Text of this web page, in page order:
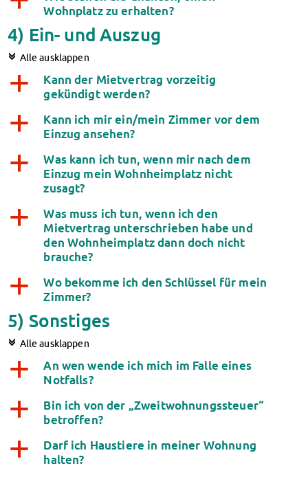
Wohnplatz zu erhalten?
4) Ein- und Auszug
c Alle ausklappen
a
Kann der Mietvertrag vorzeitig
gekündigt werden?
a
Kann ich mir ein/mein Zimmer vor dem
Einzug ansehen?
a
Was kann ich tun, wenn mir nach dem
Einzug mein Wohnheimplatz nicht
zusagt?
a
Was muss ich tun, wenn ich den
Mietvertrag unterschrieben habe und
den Wohnheimplatz dann doch nicht
brauche?
a
Wo bekomme ich den Schlüssel für mein
Zimmer?
5) Sonstiges
c Alle ausklappen
a
An wen wende ich mich im Falle eines
Notfalls?
a
Bin ich von der „Zweitwohnungssteuer“
betroffen?
a
Darf ich Haustiere in meiner Wohnung
halten?